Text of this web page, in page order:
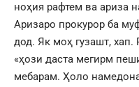
ноҳия рафтем ва ариза
Аризаро прокурор ба
дод. Як моҳ гузашт, хап.
«ҳози даста мегирм
мебарам. Ҳоло